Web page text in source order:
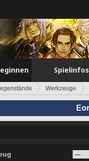
Spielinfos
Werkzeuge